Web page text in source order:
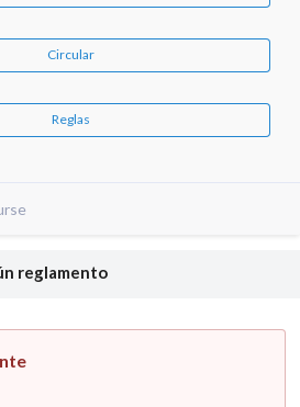
Circular
Reglas
reglamento